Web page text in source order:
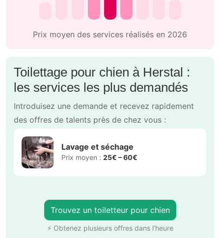
Prix moyen des services réalisés en 2026
Toilettage pour chien à Herstal :
les services les plus demandés
Introduisez une demande et recevez rapidement
des offres de talents près de chez vous :
Lavage et séchage
Prix moyen : 25€ – 60€
Trouvez un toiletteur pour chien
⚡ Obtenez plusieurs offres dans l’heure